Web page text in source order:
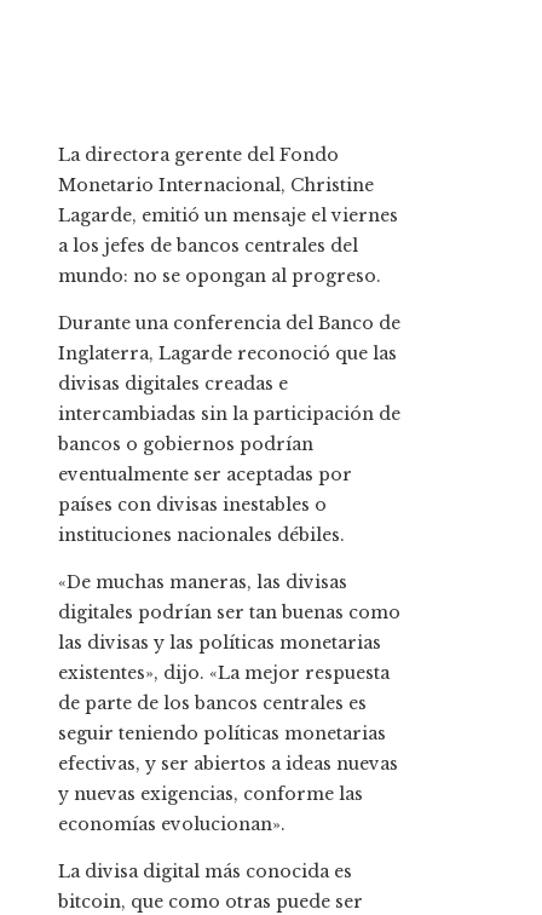
La directora gerente del Fondo
Monetario Internacional, Christine
Lagarde, emitió un mensaje el viernes
a los jefes de bancos centrales del
mundo: no se opongan al progreso.
Durante una conferencia del Banco de
Inglaterra, Lagarde reconoció que las
divisas digitales creadas e
intercambiadas sin la participación de
bancos o gobiernos podrían
eventualmente ser aceptadas por
países con divisas inestables o
instituciones nacionales débiles.
«De muchas maneras, las divisas
digitales podrían ser tan buenas como
las divisas y las políticas monetarias
existentes», dijo. «La mejor respuesta
de parte de los bancos centrales es
seguir teniendo políticas monetarias
efectivas, y ser abiertos a ideas nuevas
y nuevas exigencias, conforme las
economías evolucionan».
La divisa digital más conocida es
bitcoin, que como otras puede ser